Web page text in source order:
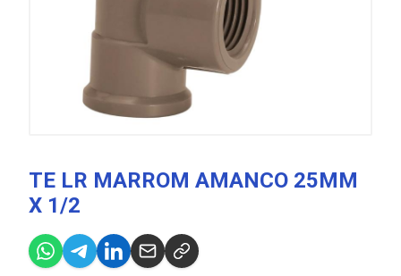
TE LR MARROM AMANCO 25MM
X 1/2